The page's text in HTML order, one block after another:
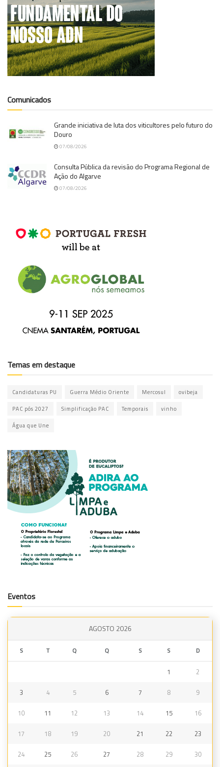
Comunicados
Grande iniciativa de luta dos viticultores pelo futuro do
Douro
07/08/2026
Consulta Pública da revisão do Programa Regional de
Ação do Algarve
07/08/2026
Temas em destaque
Candidaturas PU Guerra Médio Oriente Mercosul ovibeja
PAC pós 2027 Simplificação PAC Temporais vinho
Água que Une
Eventos
AGOSTO 2026
S T Q Q S S D
1 2
3 4 5 6 7 8 9
10 11 12 13 14 15 16
17 18 19 20 21 22 23
24 25 26 27 28 29 30